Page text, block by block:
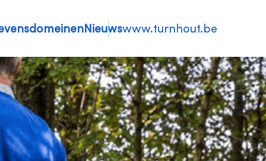
Nieuwswww.turnhout.be